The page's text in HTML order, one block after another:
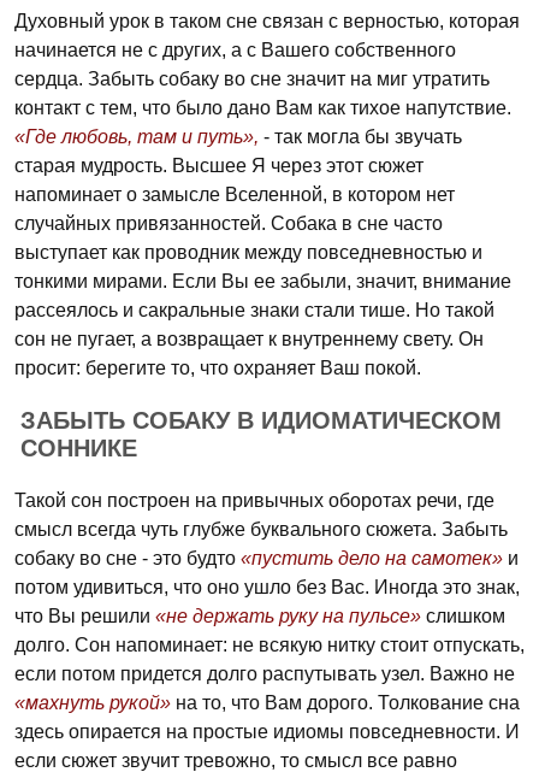
Духовный урок в таком сне связан с верностью, которая
начинается не с других, а с Вашего собственного
сердца. Забыть собаку во сне значит на миг утратить
контакт с тем, что было дано Вам как тихое напутствие.
«Где любовь, там и путь», - так могла бы звучать
старая мудрость. Высшее Я через этот сюжет
напоминает о замысле Вселенной, в котором нет
случайных привязанностей. Собака в сне часто
выступает как проводник между повседневностью и
тонкими мирами. Если Вы ее забыли, значит, внимание
рассеялось и сакральные знаки стали тише. Но такой
сон не пугает, а возвращает к внутреннему свету. Он
просит: берегите то, что охраняет Ваш покой.
ЗАБЫТЬ СОБАКУ В ИДИОМАТИЧЕСКОМ
СОННИКЕ
Такой сон построен на привычных оборотах речи, где
смысл всегда чуть глубже буквального сюжета. Забыть
собаку во сне - это будто «пустить дело на самотек» и
потом удивиться, что оно ушло без Вас. Иногда это знак,
что Вы решили «не держать руку на пульсе» слишком
долго. Сон напоминает: не всякую нитку стоит отпускать,
если потом придется долго распутывать узел. Важно не
«махнуть рукой» на то, что Вам дорого. Толкование сна
здесь опирается на простые идиомы повседневности. И
если сюжет звучит тревожно, то смысл все равно